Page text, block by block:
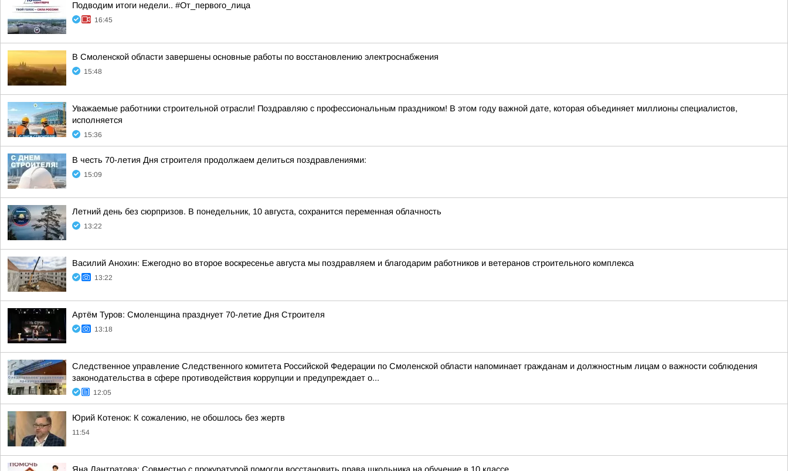
Подводим итоги недели.. #От_первого_лица
16:45
В Смоленской области завершены основные работы по восстановлению электроснабжения
15:48
Уважаемые работники строительной отрасли! Поздравляю с профессиональным праздником! В этом году важной дате, которая объединяет миллионы специалистов,
исполняется
15:36
В честь 70-летия Дня строителя продолжаем делиться поздравлениями:
15:09
Летний день без сюрпризов. В понедельник, 10 августа, сохранится переменная облачность
13:22
Василий Анохин: Ежегодно во второе воскресенье августа мы поздравляем и благодарим работников и ветеранов строительного комплекса
13:22
Артём Туров: Смоленщина празднует 70-летие Дня Строителя
13:18
Следственное управление Следственного комитета Российской Федерации по Смоленской области напоминает гражданам и должностным лицам о важности соблюдения
законодательства в сфере противодействия коррупции и предупреждает о...
12:05
Юрий Котенок: К сожалению, не обошлось без жертв
11:54